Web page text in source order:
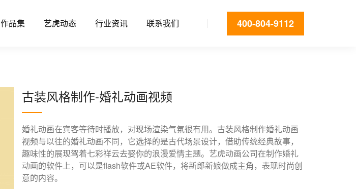
作品集 艺虎动态 行业资讯 联系我们 400-804-9112
古装风格制作-婚礼动画视频
婚礼动画在宾客等待时播放，对现场渲染气氛很有用。古装风格制作婚礼动画
视频与以往的婚礼动画不同，它选择的是古代场景设计，借助传统经典故事，
趣味性的展现驾着七彩祥云去娶你的浪漫爱情主题。艺虎动画公司在制作婚礼
动画的软件上，可以是flash软件或AE软件，将新郎新娘做成主角，表现时尚创
意的内容。